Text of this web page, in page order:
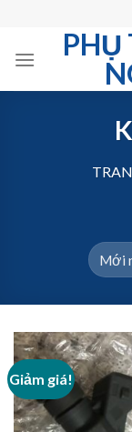
content
PHỤ
Giảm giá!